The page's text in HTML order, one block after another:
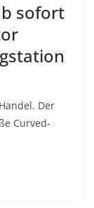
sofort
Der
Curved-